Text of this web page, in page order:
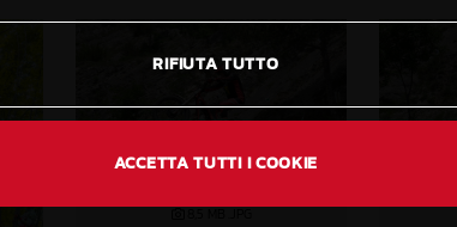
RIFIUTA TUTTO
ACCETTA TUTTI I COOKIE